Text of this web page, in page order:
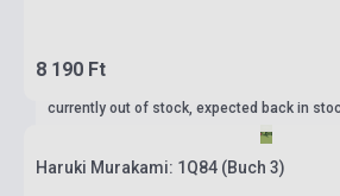
8 190 Ft
currently out of stock, expected back in
Haruki Murakami: 1Q84 (Buch 3)